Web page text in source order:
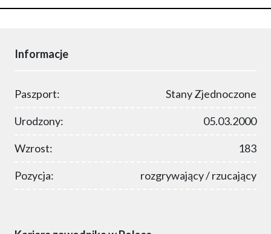
Informacje
Paszport: Stany Zjednoczone
Urodzony: 05.03.2000
Wzrost: 183
Pozycja: rozgrywający / rzucający